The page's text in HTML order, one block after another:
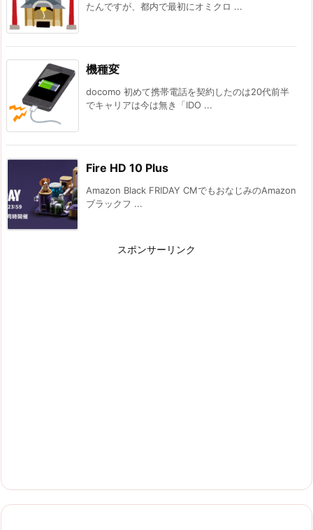
たんですが、都内で最初にオミクロ ...
機種変
docomo 初めて携帯電話を契約したのは20代前半
でキャリアは今は無き「IDO ...
Fire HD 10 Plus
Amazon Black FRIDAY CMでもおなじみのAmazon
ブラックフ ...
スポンサーリンク